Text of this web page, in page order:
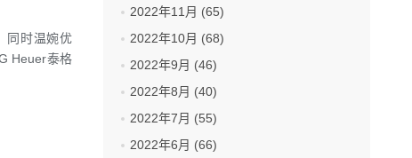
同时温婉优
Heuer泰格
2022年11月 (65)
2022年10月 (68)
2022年9月 (46)
2022年8月 (40)
2022年7月 (55)
2022年6月 (66)